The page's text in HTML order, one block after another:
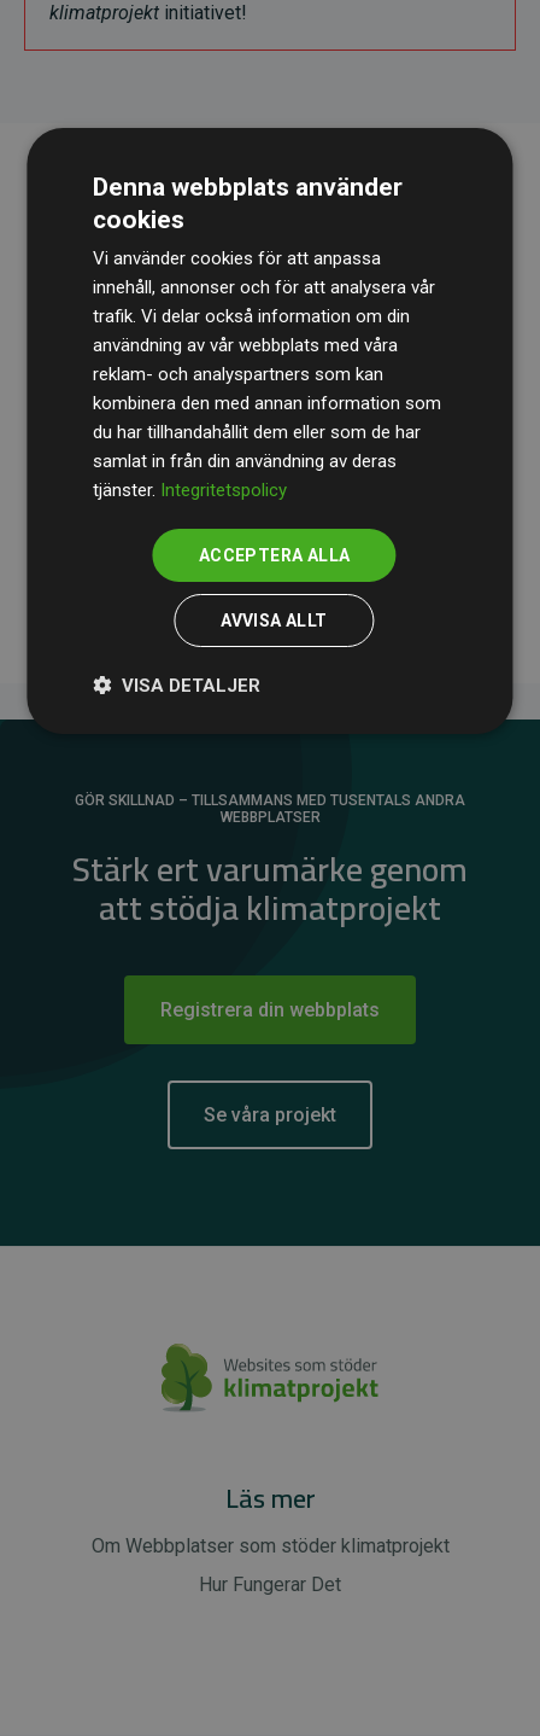
klimatprojekt initiativet!
RevisionsbyrånBDOgranskar kontinuerligt våra
beräkningar och vår metod för att säkerställa
transparens och tillförlitlighet.
Deras granskning visar att våra investeringar i
klimatprojekt i genomsnitt kompenserar för
de beräknade CO₂-utsläppenfrån
medlemswebbplatser – ett tydligt bevis på att vårt
arbetssätt ger mätbar klimatnytta.
GÖR SKILLNAD – TILLSAMMANS MED TUSENTALS ANDRA
WEBBPLATSER
Stärk ert varumärke genom
att stödja klimatprojekt
Registrera din webbplats
Se våra projekt
Läs mer
Om Webbplatser som stöder klimatprojekt
Hur Fungerar Det
Denna webbplats använder
cookies
Vi använder cookies för att anpassa
innehåll, annonser och för att analysera vår
trafik. Vi delar också information om din
användning av vår webbplats med våra
reklam- och analyspartners som kan
kombinera den med annan information som
du har tillhandahållit dem eller som de har
samlat in från din användning av deras
tjänster. Integritetspolicy
ACCEPTERA ALLA
AVVISA ALLT
VISA DETALJER